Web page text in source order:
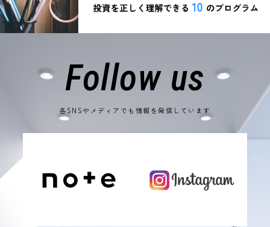
Follow us
各SNSやメディアでも情報を発信しています